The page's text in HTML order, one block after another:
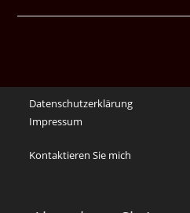
an
die
Corona
Zeiten
Datenschutzerklärung
Impressum
Kontaktieren Sie mich